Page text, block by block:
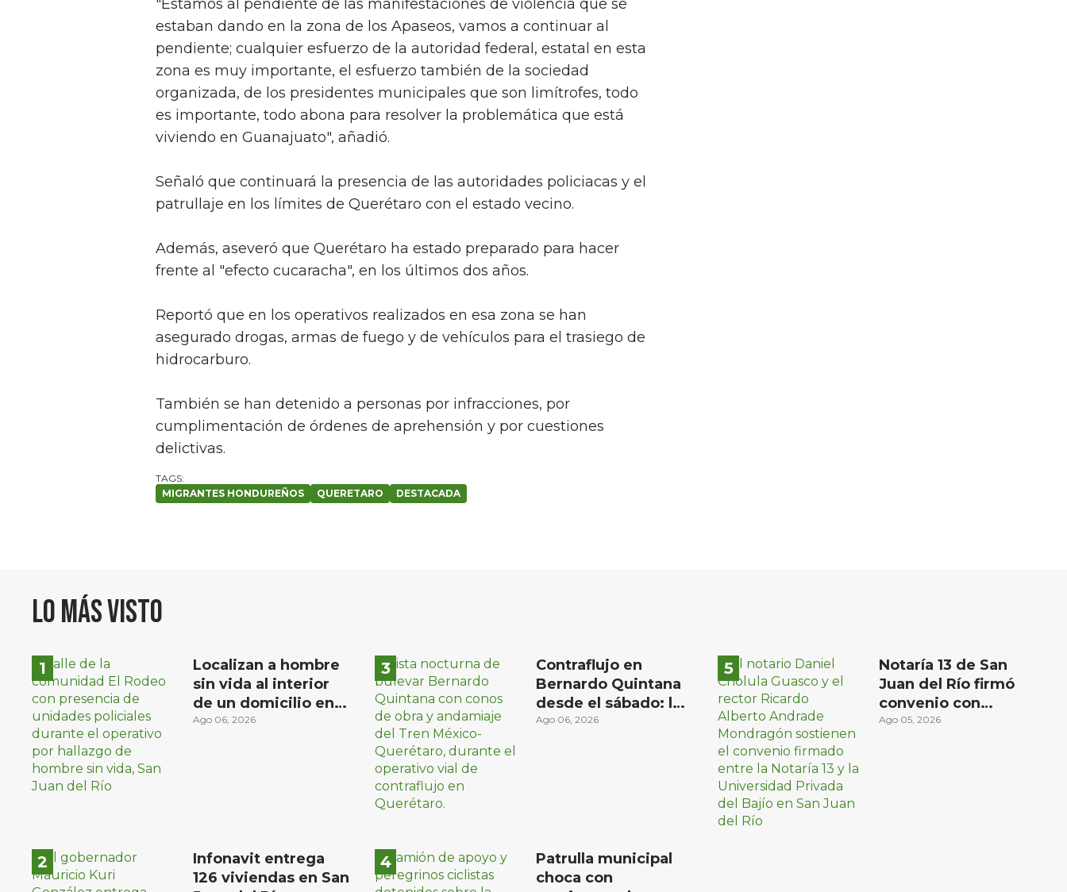
"Estamos al pendiente de las manifestaciones de violencia que se
estaban dando en la zona de los Apaseos, vamos a continuar al
pendiente; cualquier esfuerzo de la autoridad federal, estatal en esta
zona es muy importante, el esfuerzo también de la sociedad
organizada, de los presidentes municipales que son limítrofes, todo
es importante, todo abona para resolver la problemática que está
viviendo en Guanajuato", añadió.
Señaló que continuará la presencia de las autoridades policiacas y el
patrullaje en los límites de Querétaro con el estado vecino.
Además, aseveró que Querétaro ha estado preparado para hacer
frente al "efecto cucaracha", en los últimos dos años.
Reportó que en los operativos realizados en esa zona se han
asegurado drogas, armas de fuego y de vehículos para el trasiego de
hidrocarburo.
También se han detenido a personas por infracciones, por
cumplimentación de órdenes de aprehensión y por cuestiones
delictivas.
MIGRANTES HONDUREÑOS QUERETARO DESTACADA
Lo más visto
Localizan a hombre
sin vida al interior
de un domicilio en
la comunidad El
Ago 06, 2026
Infonavit entrega
126 viviendas en San
Contraflujo en
Bernardo Quintana
desde el sábado: la
etapa más compleja
Ago 06, 2026
Patrulla municipal
choca con
Notaría 13 de San
Juan del Río firmó
convenio con
Universidad Privada
Ago 05, 2026